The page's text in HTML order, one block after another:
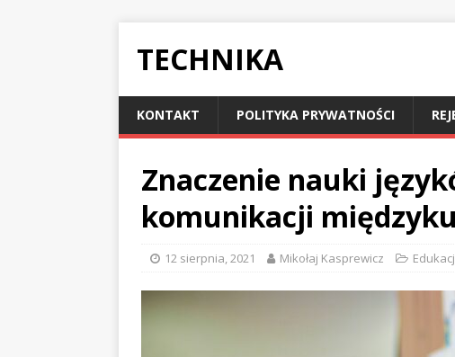
TECHNIKA
KONTAKT POLITYKA PRYWATNOŚCI
Znaczenie nauki
komunikacji
12 sierpnia, 2021 Mikołaj Kasprewicz